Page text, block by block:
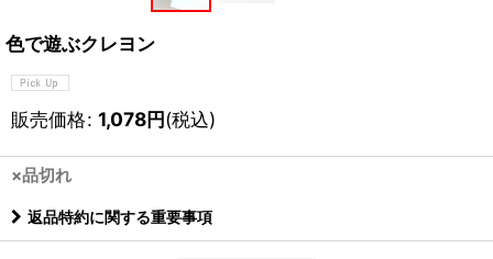
色で遊ぶクレヨン
販売価格: 1,078円(税込)
×品切れ
返品特約に関する重要事項